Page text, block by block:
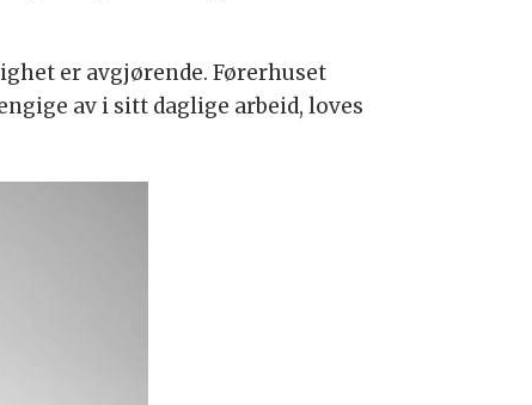
er avgjørende. Førerhuset
av i sitt daglige arbeid, loves